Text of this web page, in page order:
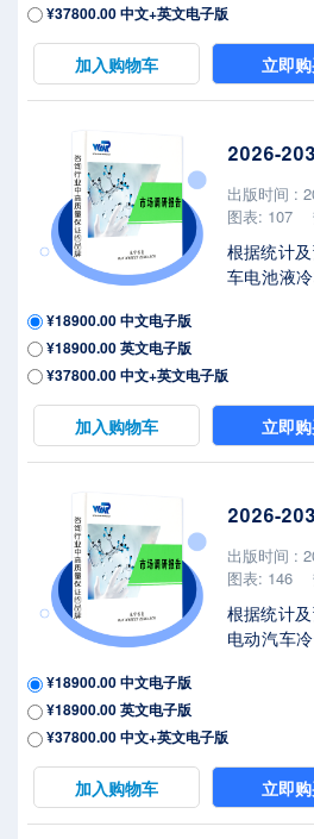
看，中国
2025年市
球的 %，
元，届时全
著不确定
关税调整
包柔性母
联动及供
电池包柔性...
¥37800.00 中文+英文电子版
加入购物车 立即
2026-
出版时间 :
图表: 107
根据统计
车电池液
看，中国
2025年市
球的 %，
元，届时全
著不确定
关税调整
电池液冷
联动及供
汽车电池液...
¥18900.00 中文电子版
¥18900.00 英文电子版
¥37800.00 中文+英文电子版
加入购物车 立即
2026-
出版时间 :
图表: 146
根据统计
电动汽车
地区层面
变化较快，
元，约占
到 百万美
¥18900.00 中文电子版
¥18900.00 英文电子版
¥37800.00 中文+英文电子版
加入购物车 立即